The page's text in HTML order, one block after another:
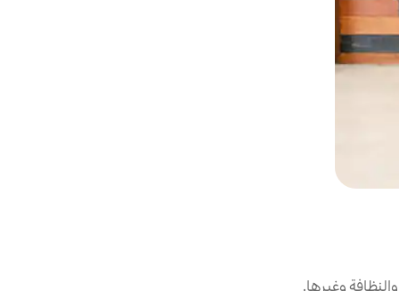
وغيرها.